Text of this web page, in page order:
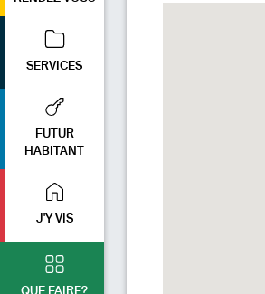
SERVICES
FUTUR
HABITANT
J'Y VIS
QUE FAIRE?